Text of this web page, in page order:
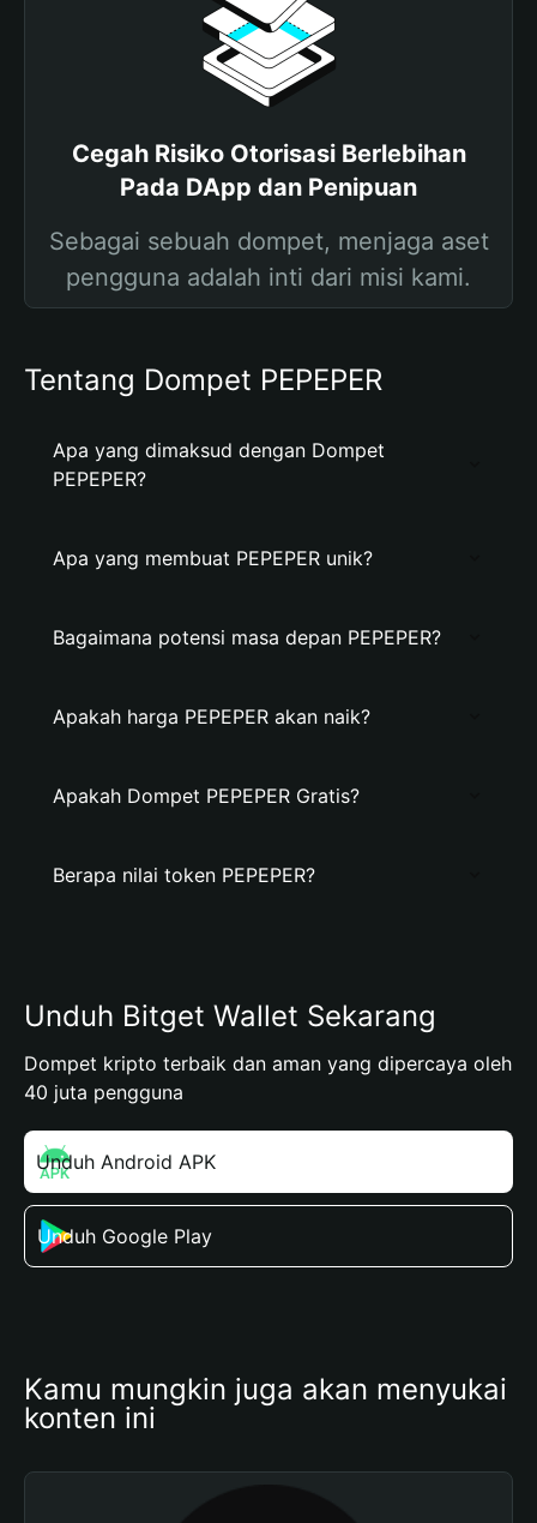
Cegah Risiko Otorisasi Berlebihan
Pada DApp dan Penipuan
Sebagai sebuah dompet, menjaga aset
pengguna adalah inti dari misi kami.
Tentang Dompet PEPEPER
Apa yang dimaksud dengan Dompet
PEPEPER?
Apa yang membuat PEPEPER unik?
Bagaimana potensi masa depan PEPEPER?
Apakah harga PEPEPER akan naik?
Apakah Dompet PEPEPER Gratis?
Berapa nilai token PEPEPER?
Unduh Bitget Wallet Sekarang
Dompet kripto terbaik dan aman yang dipercaya oleh
40 juta pengguna
Unduh Android APK
Unduh Google Play
Kamu mungkin juga akan menyukai
konten ini